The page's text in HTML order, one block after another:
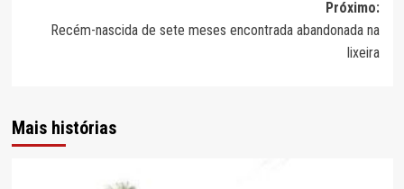
artigos
Próximo:
Recém-nascida de sete meses encontrada abandonada na
lixeira
Mais histórias